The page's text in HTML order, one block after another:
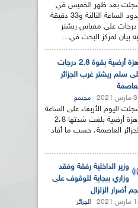
بعد ظهر الخميس في
حدود الساعة الثالثة و33 دقيقة
هزة أرضية بلغت شدتها 4,8 درجات على مقياس ريشتر
بيان لمركز البحث في...
هزة أرضية بقوة 2.8 درجات
سلم ريشتر غرب الجزائر
2021 مجتمع
اليوم الأربعاء على الساعة
السادسة و 58 دقيقة مساء هزة أرضية بلغت شدتها 2،8
العاصمة، حسب ما أفاد
وزير الداخلية رفقة وفقد
وزاري ببجاية للوقوف على
أضرار الزلزال
2021 الجزائر